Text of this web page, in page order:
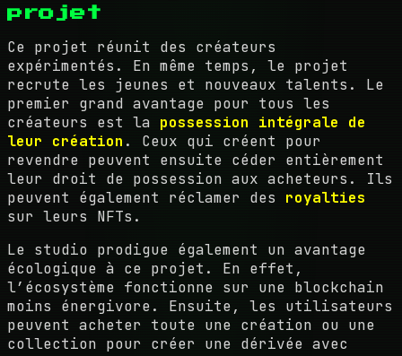
projet
Ce projet réunit des créateurs
expérimentés. En même temps, le projet
recrute les jeunes et nouveaux talents. Le
premier grand avantage pour tous les
créateurs est la possession intégrale de
leur création . Ceux qui créent pour
revendre peuvent ensuite céder entièrement
leur droit de possession aux acheteurs. Ils
peuvent également réclamer des royalties
sur leurs NFTs.
Le studio prodigue également un avantage
écologique à ce projet. En effet,
l’écosystème fonctionne sur une blockchain
moins énergivore. Ensuite, les utilisateurs
peuvent acheter toute une création ou une
collection pour créer une dérivée avec